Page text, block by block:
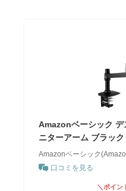
Amazonベーシック デ
ニターアーム ブラッ
Amazonベーシック
口コミを見る
＼ポイン